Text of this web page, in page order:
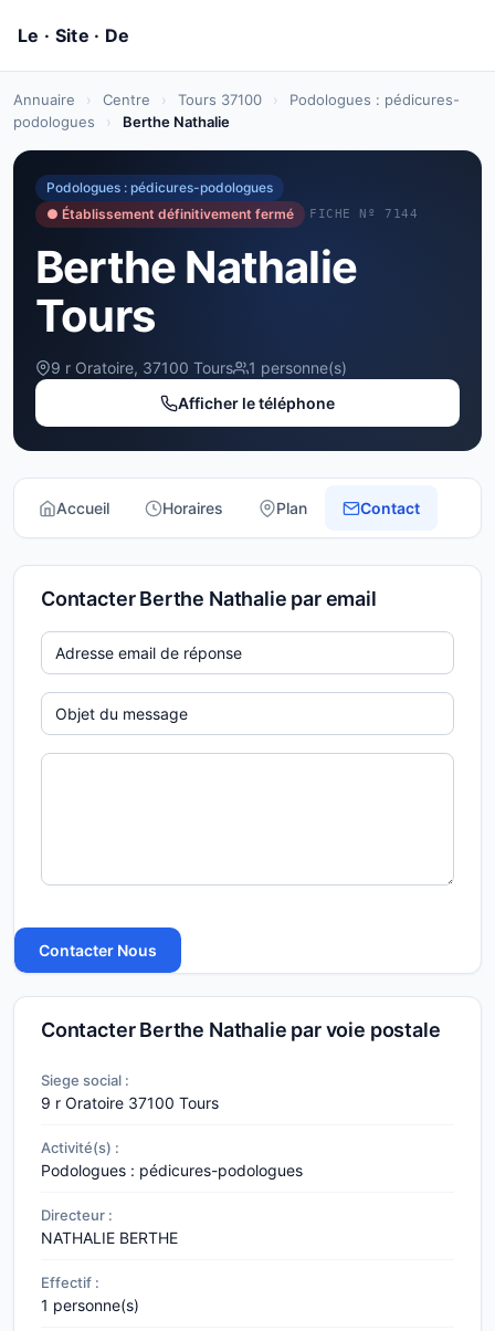
Annuaire › Centre › Tours 37100 ›
Podologues : pédicures-
podologues
› Berthe Nathalie
Podologues : pédicures-podologues
● Établissement définitivement fermé
FICHE Nº 7144
Berthe Nathalie
Tours
9 r Oratoire, 37100 Tours
1 personne(s)
Afficher le téléphone
Accueil Horaires Plan Contact
Contacter Berthe Nathalie par email
Contacter Berthe Nathalie par voie postale
Siege social :
9 r Oratoire 37100 Tours
Activité(s) :
Podologues : pédicures-podologues
Directeur :
NATHALIE BERTHE
Effectif :
1 personne(s)